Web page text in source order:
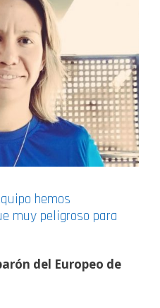
hemos
muy peligroso para
del Europeo de